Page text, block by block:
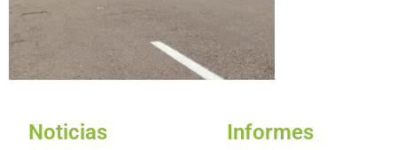
Noticias Informes